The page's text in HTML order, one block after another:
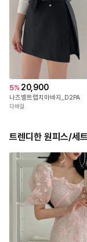
정확한 사이
야외(실내)촬영
정확한 컬러
5% 20,900
나즈벨트랩치마바지_D2PA
다바걸
트렌디한 원피스/세